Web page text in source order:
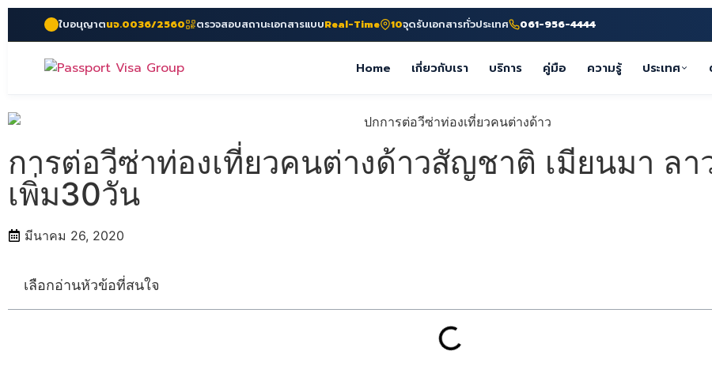
ใบอนุญาตนจ.0036/2560 ตรวจสอบสถานะเอกสารแบบReal-Time 10จุดรับเอกสารทั่วประเทศ 061-956-4444
Home เกี่ยวกับเรา บริการ คู่มือ ความรู้ ประเทศ
การต่อวีซ่าท่องเที่ยวคนต่างด้าวสัญชาติ เมียนมา ลา
เพิ่ม30วัน
มีนาคม 26, 2020
เลือกอ่านหัวข้อที่สนใจ